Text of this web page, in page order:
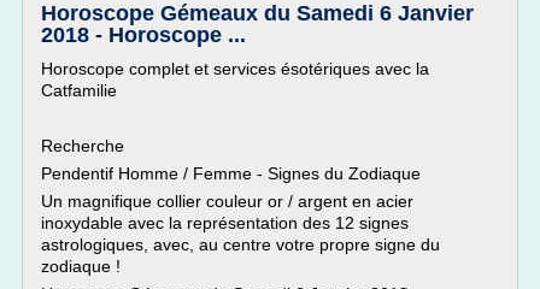
Horoscope Gémeaux du Samedi 6 Janvier
2018 - Horoscope ...
Horoscope complet et services ésotériques avec la
Catfamilie
Recherche
Pendentif Homme / Femme - Signes du Zodiaque
Un magnifique collier couleur or / argent en acier
inoxydable avec la représentation des 12 signes
astrologiques, avec, au centre votre propre signe du
zodiaque !